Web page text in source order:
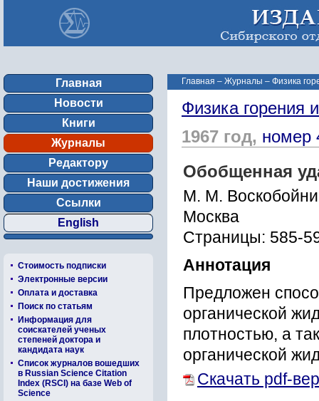
Главная
Новости
Книги
Журналы
Редактору
Наши достижения
Ссылки
English
Стоимость подписки
Электронные версии
Оплата и доставка
Поиск по статьям
Информация для
соискателей ученых
степеней доктора и
кандидата наук
Список журналов вошедших
в Russian Science Citation
Index (RSCI) на базе Web of
Science
Главная – Журналы – Физика
Физика горения
1967 год, номер
Обобщенная
М. М.
Москва
Страницы: 585-
Аннотация
Предложен
органической
плотностью, а
органической
Скачать pdf-